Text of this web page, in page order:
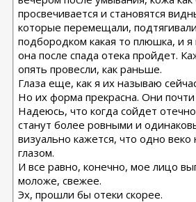
просвечивается и становятся
которые перемещали,
подбородком какая то плюшка, и я
она после спада отека пройдет.
опять провесли, как раньше.
Глаза еще, как я их называю
Но их форма прекрасна. Они почти
Надеюсь, что когда сойдет
станут более ровными и
визуально кажется, что одно веко
глазом.
И все равно, конечно, мое лицо
моложе, свежее.
Эх, прошли бы отеки скорее.